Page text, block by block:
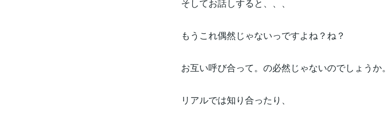
もうこれ偶然じゃないっですよね？ね？
お互い呼び合って。の必然じゃないのでしょうか。
リアルでは知り合ったり、